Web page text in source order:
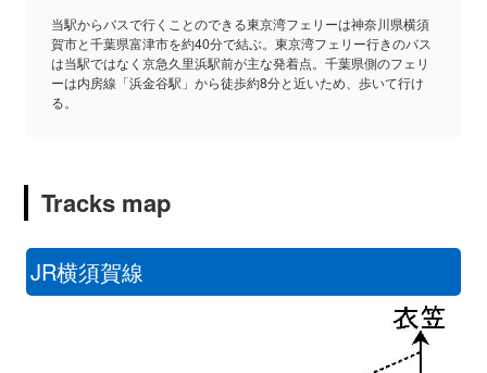
当駅からバスで行くことのできる東京湾フェリーは神奈川県横須
賀市と千葉県富津市を約40分で結ぶ。東京湾フェリー行きのバス
は当駅ではなく京急久里浜駅前が主な発着点。千葉県側のフェリ
ーは内房線「浜金谷駅」から徒歩約8分と近いため、歩いて行け
る。
Tracks map
JR横須賀線